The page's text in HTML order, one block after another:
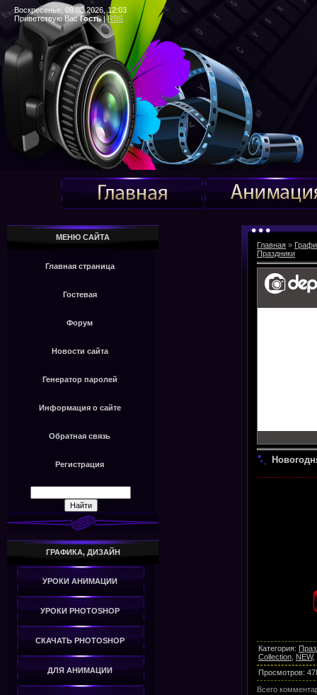
Воскресенье, 09.08.2026, 12:03
Приветствую Вас Гость|RSS
МЕНЮ САЙТА
Главная страница
Гостевая
Форум
Новости сайта
Генератор паролей
Информация о сайте
Обратная связь
Регистрация
ГРАФИКА, ДИЗАЙН
УРОКИ АНИМАЦИИ
УРОКИ PHOTOSHOP
СКАЧАТЬ PHOTOSHOP
ДЛЯ АНИМАЦИИ
Главная »
Праздники
Категория:
Collection NEW,
Просмотров:
Всего